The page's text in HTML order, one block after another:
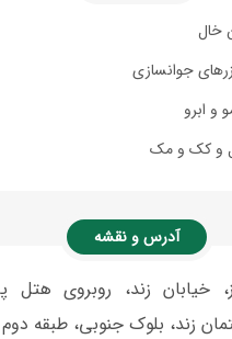
خال
جوانسازی
و ابرو
و کک و مک
آدرس و نقشه
خیابان زند، روبروی هتل
زند، بلوک جنوبی، طبقه دوم